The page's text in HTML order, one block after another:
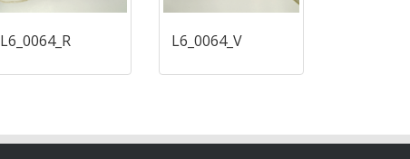
L6_0064_R L6_0064_V